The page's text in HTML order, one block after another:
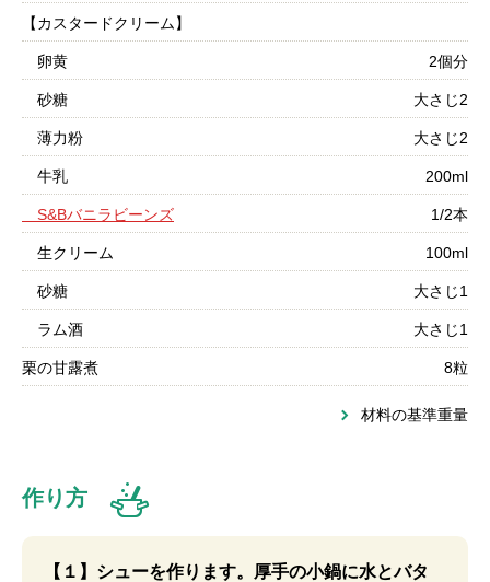
【カスタードクリーム】
卵黄 2個分
砂糖 大さじ2
薄力粉 大さじ2
牛乳 200ml
S&Bバニラビーンズ 1/2本
生クリーム 100ml
砂糖 大さじ1
ラム酒 大さじ1
栗の甘露煮 8粒
材料の基準重量
作り方
【１】シューを作ります。厚手の小鍋に水とバタ